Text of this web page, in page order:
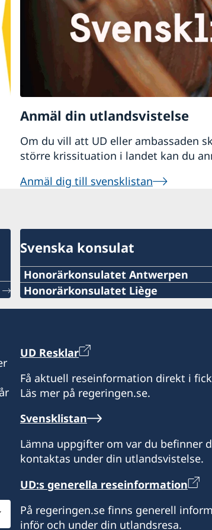
polisen i Sverige. Gör också
Anmäl din utlandsvistelse
Om du vill att UD eller ambassaden
större krissituation i landet kan du
Anmäl dig till svensklistan
Svenska konsulat
Honorärkonsulatet Antwerpen
TELEFONNUMMER
E-POSTADRESS
30 bus 1, Bellekensstraat
Vänligen notera att du vid frågor om
hand ska vända dig till Sveriges
Honorärkonsul
Ronnie Leten
Honorärkonsulatet Liège
TELEFONNUMMER
TELEFONNUMMER
+32 19 32 92 55
E-POSTADRESS
swedish.consulate@molnlycke.com
Besöksadress:
176, Chaussée romaine
BE-4300 WAREMME
Vänligen notera att du vid frågor om
UD Resklar
Få aktuell reseinformation direkt i
Läs mer på regeringen.se.
Svensklistan
Lämna uppgifter om var du befinner
kontaktas under din utlandsvistelse.
UD:s generella reseinformation
På regeringen.se finns generell
inför och under din utlandsresa.